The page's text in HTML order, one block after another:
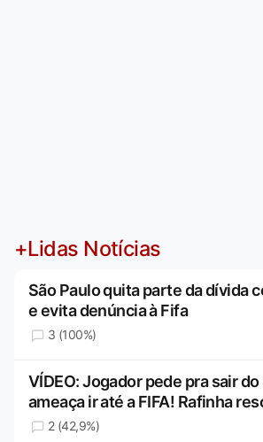
+Lidas Notícias
São Paulo quita parte da dívida
e evita denúncia à Fifa
3 (100%)
VÍDEO: Jogador pede pra sair do
ameaça ir até a FIFA! Rafinha
2 (42,9%)